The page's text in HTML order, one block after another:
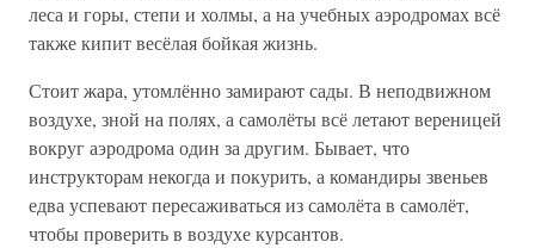
леса и горы, степи и холмы, а на учебных аэродромах всё
также кипит весёлая бойкая жизнь.
Стоит жара, утомлённо замирают сады. В неподвижном
воздухе, зной на полях, а самолёты всё летают вереницей
вокруг аэродрома один за другим. Бывает, что
инструкторам некогда и покурить, а командиры звеньев
едва успевают пересаживаться из самолёта в самолёт,
чтобы проверить в воздухе курсантов.